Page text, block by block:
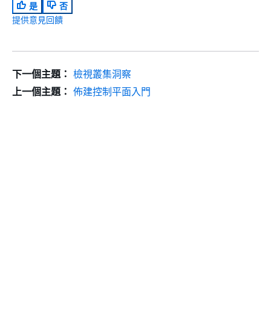
是
否
提供意見回饋
下一個主題： 檢視叢集洞察
上一個主題： 佈建控制平面入門